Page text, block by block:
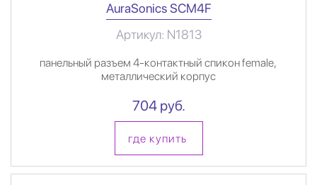
AuraSonics SCM4F
Артикул: N1813
панельный разъем 4-контактный спикон female,
металлический корпус
704 руб.
где купить